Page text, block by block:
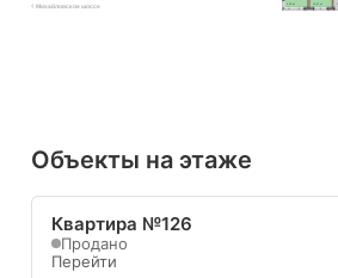
1,78 м² 12,47 м²
Михайловское шоссе
Объекты на этаже
Квартира №126
Продано
Перейти